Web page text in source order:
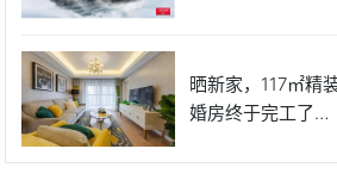
晒新家，117㎡精
婚房终于完工了，